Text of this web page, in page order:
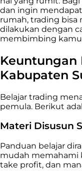
dan ingin
rumah, trading
dilakukan dengan
membimbing kamu
Keuntungan
Kabupaten
Belajar trading
pemula. Berikut
Materi Disusun
Panduan belajar
mudah memahami
take profit, dan